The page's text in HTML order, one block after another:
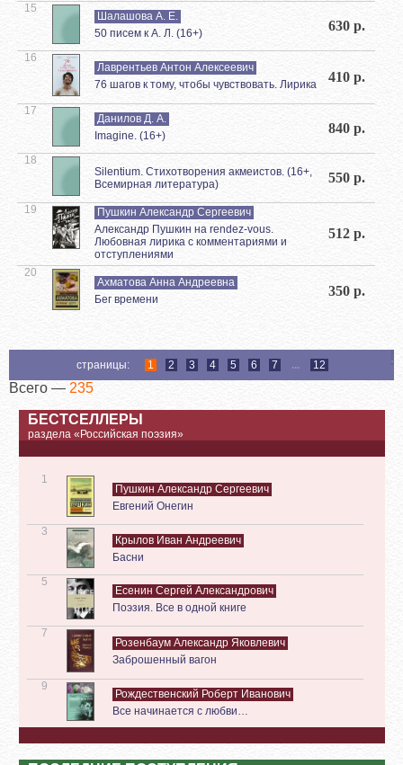
15
Шалашова А. Е.
50 писем к А. Л. (16+)
630 р.
16
Лаврентьев Антон Алексеевич
76 шагов к тому, чтобы чувствовать. Лирика
410 р.
17
Данилов Д. А.
Imagine. (16+)
840 р.
18
Silentium. Стихотворения акмеистов. (16+,
Всемирная литература)
550 р.
19
Пушкин Александр Сергеевич
Александр Пушкин на rendez-vous.
Любовная лирика с комментариями и
отступлениями
512 р.
20
Ахматова Анна Андреевна
Бег времени
350 р.
страницы: 1 2 3 4 5 6 7 ... 12
Всего — 235
БЕСТСЕЛЛЕРЫ
раздела «Российская поэзия»
1
Пушкин Александр Сергеевич
Евгений Онегин
3
Крылов Иван Андреевич
Басни
5
Есенин Сергей Александрович
Поэзия. Все в одной книге
7
Розенбаум Александр Яковлевич
Заброшенный вагон
9
Рождественский Роберт Иванович
Все начинается с любви…